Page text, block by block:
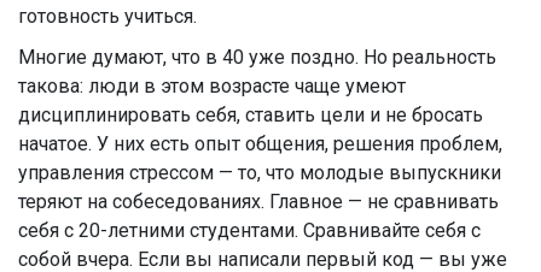
готовность учиться.
Многие думают, что в 40 уже поздно. Но реальность
такова: люди в этом возрасте чаще умеют
дисциплинировать себя, ставить цели и не бросать
начатое. У них есть опыт общения, решения проблем,
управления стрессом — то, что молодые выпускники
теряют на собеседованиях. Главное — не сравнивать
себя с 20-летними студентами. Сравнивайте себя с
собой вчера. Если вы написали первый код — вы уже